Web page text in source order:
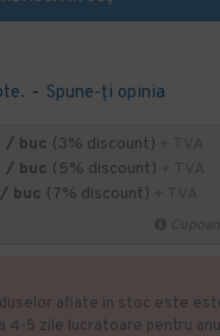
- Spune-ţi opinia
/ buc (3% discount)
/ buc (5% discount)
buc (7% discount)
aflate in stoc este
4-5 zile lucratoare pentru